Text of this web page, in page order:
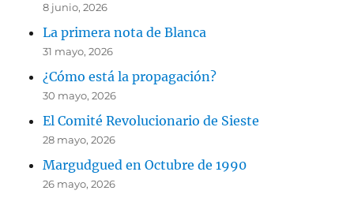
8 junio, 2026
La primera nota de Blanca
31 mayo, 2026
¿Cómo está la propagación?
30 mayo, 2026
El Comité Revolucionario de Sieste
28 mayo, 2026
Margudgued en Octubre de 1990
26 mayo, 2026